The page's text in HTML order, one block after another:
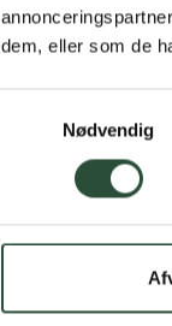
dem, eller som de
Nødvendig